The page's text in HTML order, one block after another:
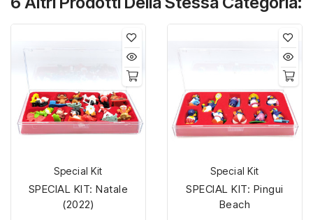
Special Kit
SPECIAL KIT: Natale
(2022)
Special Kit
SPECIAL KIT: Pingui
Beach